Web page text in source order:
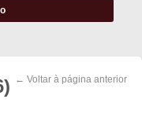
← Voltar à página anterior